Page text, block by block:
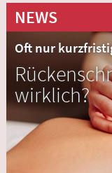
NEWS
Oft nur
wirklich?